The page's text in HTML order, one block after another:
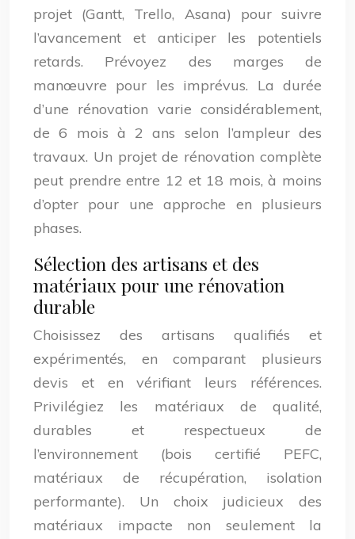
projet (Gantt, Trello, Asana) pour suivre
l’avancement et anticiper les potentiels
retards. Prévoyez des marges de
manœuvre pour les imprévus. La durée
d’une rénovation varie considérablement,
de 6 mois à 2 ans selon l’ampleur des
travaux. Un projet de rénovation complète
peut prendre entre 12 et 18 mois, à moins
d’opter pour une approche en plusieurs
phases.
Sélection des artisans et des
matériaux pour une rénovation
durable
Choisissez des artisans qualifiés et
expérimentés, en comparant plusieurs
devis et en vérifiant leurs références.
Privilégiez les matériaux de qualité,
durables et respectueux de
l’environnement (bois certifié PEFC,
matériaux de récupération, isolation
performante). Un choix judicieux des
matériaux impacte non seulement la